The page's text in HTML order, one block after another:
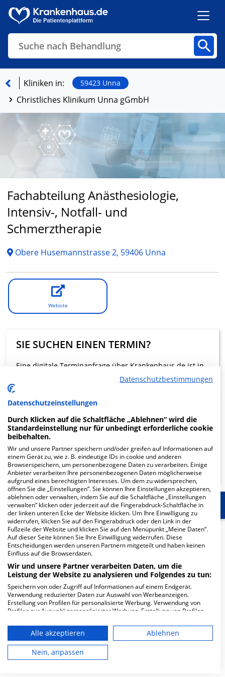
Suche nach Behandlung
Finden
Kliniken in: 59423 Unna
Christliches Klinikum Unna gGmbH
Fachabteilung Anästhesiologie,
Intensiv-, Notfall- und
Schmerztherapie
Obere Husemannstrasse 2, 59406 Unna
Website
SIE SUCHEN EINEN TERMIN?
Eine digitale Terminanfrage über Krankenhaus.de ist in
Beratung und Kontakt
KLINIKEN FINDEN
Start Für die Klinik Weitere Fachabteilungen
Herzlich Willkommen
Christliches Klinikum Unna gGmbH in der Obere
Husemannstrasse 2 ist ein mittelgroßes Krankenhaus in
Unna. Mit einer Kapazität von 392 Betten werden in den
spezialisierten Fachabteilungen pro Jahr etwa 17.356
medizinische Fälle behandelt und therapiert.
Weiterlesen
Besuchszeiten
Datenschutzbestimmungen
Datenschutzeinstellungen
Durch Klicken auf die Schaltfläche „Ablehnen“ wird die
Standardeinstellung nur für unbedingt erforderliche cookie
beibehalten.
Wir und unsere Partner speichern und/oder greifen auf Informationen auf
einem Gerät zu, wie z. B. eindeutige IDs in cookie und anderen
Browserspeichern, um personenbezogene Daten zu verarbeiten. Einige
Anbieter verarbeiten Ihre personenbezogenen Daten möglicherweise
aufgrund eines berechtigten Interesses. Um dem zu widersprechen,
öffnen Sie die „Einstellungen“. Sie können Ihre Einstellungen akzeptieren,
ablehnen oder verwalten, indem Sie auf die Schaltfläche „Einstellungen
verwalten“ klicken oder jederzeit auf die Fingerabdruck-Schaltfläche in
der linken unteren Ecke der Website klicken. Um Ihre Einwilligung zu
widerrufen, klicken Sie auf den Fingerabdruck oder den Link in der
Fußzeile der Website und klicken Sie auf den Menüpunkt „Meine Daten“.
Auf dieser Seite können Sie Ihre Einwilligung widerrufen. Diese
Entscheidungen werden unseren Partnern mitgeteilt und haben keinen
Einfluss auf die Browserdaten.
Wir und unsere Partner verarbeiten Daten, um die
Leistung der Website zu analysieren und Folgendes zu tun:
Speichern von oder Zugriff auf Informationen auf einem Endgerät.
Verwendung reduzierter Daten zur Auswahl von Werbeanzeigen.
Erstellung von Profilen für personalisierte Werbung. Verwendung von
Profilen zur Auswahl personalisierter Werbung. Erstellung von Profilen
personalisierter Inhalte. Messung der Werbeleistung. Messung der
Performance von Inhalten. Analyse von Zielgruppen durch Statistiken
oder Kombinationen von Daten aus verschiedenen Quellen. Entwicklung
und Verbesserung der Angebote. Verwendung reduzierter Daten zur
Auswahl von Inhalten.
Alle akzeptieren
Ablehnen
Nein, anpassen